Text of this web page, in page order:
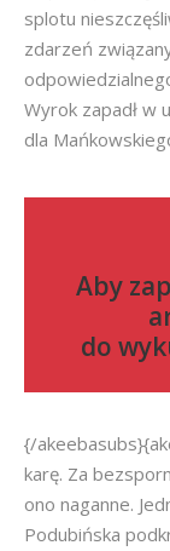
splotu
zdarzeń
Wyrok zapadł w
dla
Aby
do
{/
karę. Za
ono naganne.
Podubińska